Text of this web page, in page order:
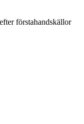
förstahandskällor